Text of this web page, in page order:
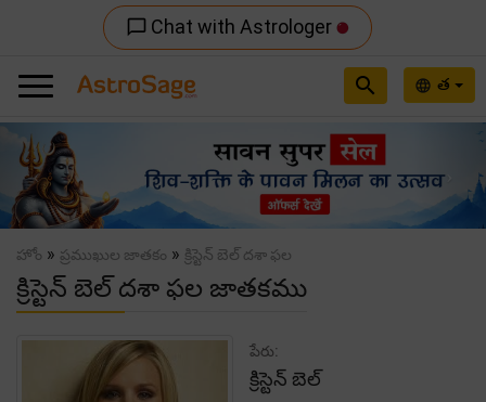
chat_bubble_outline Chat with Astrologer
language త
search
Previous
హోం » ప్రముఖుల జాతకం » క్రిస్టెన్ బెల్ దశా ఫల
క్రిస్టెన్ బెల్ దశా ఫల జాతకము
పేరు:
క్రిస్టెన్ బెల్